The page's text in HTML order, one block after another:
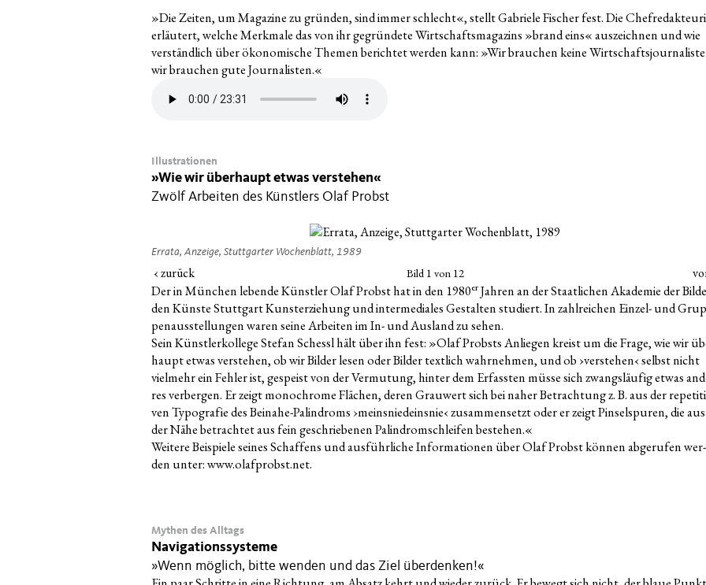
»Die Zei­ten, um Maga­zi­ne zu grün­den, sind immer schlecht«, stellt Gabrie­le Fischer fest. Die
erläu­tert, wel­che Merk­ma­le das von ihr gegrün­de­te Wirt­schafts­ma­ga­zins »brand eins« aus­zeich­nen und wie
ver­ständ­lich über öko­no­mi­sche The­men berich­tet wer­den kann: »Wir brau­chen kei­ne
wir brau­chen gute Journalisten.«
Illustrationen
»Wie wir überhaupt etwas verstehen«
Zwölf Arbeiten des Künstlers Olaf Probst
Erra­ta, Anzei­ge, Stutt­gar­ter Wochen­blatt, 1989
‹ zurück Bild 1 von 12
Der in Mün­chen leben­de Künst­ler Olaf Probst hat in den 1980erJah­ren an der Staat­li­chen Aka­de­mie der
den Küns­te Stutt­gart Kunst­er­zie­hung und inter­me­dia­les Gestal­ten stu­diert. In zahl­rei­chen Ein­zel- und
pen­aus­stel­lun­gen waren sei­ne Arbei­ten im In- und Aus­land zu sehen.
Sein Künst­ler­kol­le­ge Ste­fan Schessl hält über ihn fest: »Olaf Probsts Anlie­gen kreist um die Fra­ge, wie wir
haupt etwas ver­ste­hen, ob wir Bil­der lesen oder Bil­der text­lich wahr­neh­men, und ob ›ver­ste­hen‹ selbst nicht
viel­mehr ein Feh­ler ist, gespeist von der Ver­mu­tung, hin­ter dem Erfass­ten müs­se sich zwangs­läu­fig etwas
res ver­ber­gen. Er zeigt mono­chro­me Flä­chen, deren Grau­wert sich bei naher Betrach­tung z. B. aus der
ven Typo­gra­fie des Bei­na­he-Palin­droms ›meins­nie­deins­nie‹ zusam­men­setzt oder er zeigt Pin­sel­spu­ren, die aus
der Nähe betrach­tet aus fein geschrie­be­nen Palin­drom­schlei­fen bestehen.«
Wei­te­re Bei­spie­le sei­nes Schaf­fens und aus­führ­li­che Infor­ma­tio­nen über Olaf Probst kön­nen abge­ru­fen wer­
den unter:www.olafprobst.net.
Mythen des Alltags
Navigationssysteme
»Wenn möglich, bitte wenden und das Ziel überdenken!«